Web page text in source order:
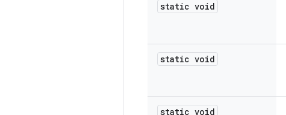
static void
static void
static void